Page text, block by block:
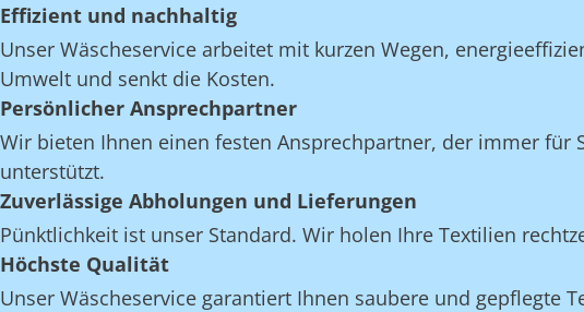
Effizient und nachhaltig
Unser Wäscheservice arbeitet mit kurzen Wegen,
Umwelt und senkt die Kosten.
Persönlicher Ansprechpartner
Wir bieten Ihnen einen festen Ansprechpartner, der immer
unterstützt.
Zuverlässige Abholungen und Lieferungen
Pünktlichkeit ist unser Standard. Wir holen Ihre Textilien
Höchste Qualität
Unser Wäscheservice garantiert Ihnen saubere und gepflegte